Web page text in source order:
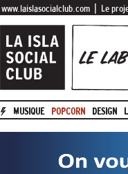
www.laislasocialclub.com Le
MUSIQUE POPCORN DESIGN